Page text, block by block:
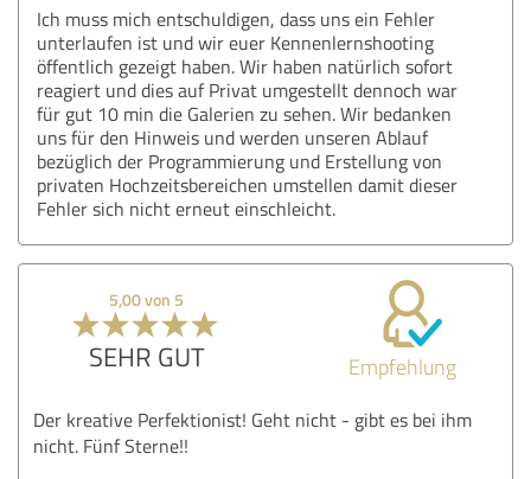
Ich muss mich entschuldigen, dass uns ein Fehler
unterlaufen ist und wir euer Kennenlernshooting
öffentlich gezeigt haben. Wir haben natürlich sofort
reagiert und dies auf Privat umgestellt dennoch war
für gut 10 min die Galerien zu sehen. Wir bedanken
uns für den Hinweis und werden unseren Ablauf
bezüglich der Programmierung und Erstellung von
privaten Hochzeitsbereichen umstellen damit dieser
Fehler sich nicht erneut einschleicht.
5,00 von 5
SEHR GUT Empfehlung
Der kreative Perfektionist! Geht nicht - gibt es bei ihm
nicht. Fünf Sterne!!